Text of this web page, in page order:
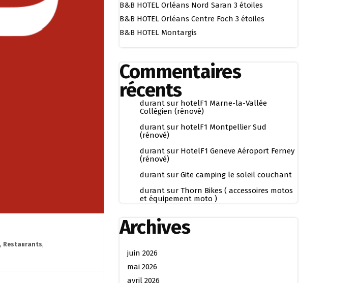
, Restaurants,
B&B HOTEL Orléans Nord Saran 3 étoiles
B&B HOTEL Orléans Centre Foch 3 étoiles
B&B HOTEL Montargis
Commentaires
récents
durant sur hotelF1 Marne-la-Vallée
Collégien (rénové)
durant sur hotelF1 Montpellier Sud
(rénové)
durant sur HotelF1 Geneve Aéroport Ferney
(rénové)
durant sur Gite camping le soleil couchant
durant sur Thorn Bikes ( accessoires motos
et équipement moto )
Archives
juin 2026
mai 2026
avril 2026